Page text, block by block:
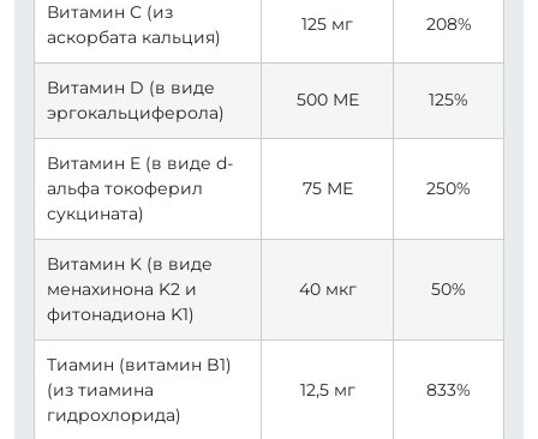
Витамин С (из
аскорбата кальция)
125 мг 208%
Витамин D (в виде
эргокальциферола)
500 МЕ 125%
Витамин E (в виде d-
альфа токоферил
сукцината)
75 МЕ 250%
Витамин K (в виде
менахинона K2 и
фитонадиона K1)
40 мкг 50%
Тиамин (витамин B1)
(из тиамина
гидрохлорида)
12,5 мг 833%